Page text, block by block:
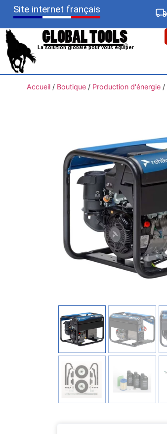
Site internet français
La solution globale pour vous équiper
Accueil/ Boutique/ Production d'énergie/